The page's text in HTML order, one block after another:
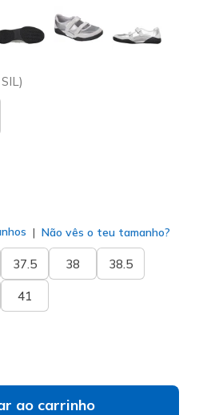
SIL )
Não vês o teu tamanho?
37.5 38 38.5
41
ao carrinho